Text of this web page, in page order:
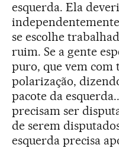
esquerda. Ela
se escolhe
ruim. Se a gente
puro, que vem com
polarização,
pacote da
precisam ser
de serem
esquerda precisa